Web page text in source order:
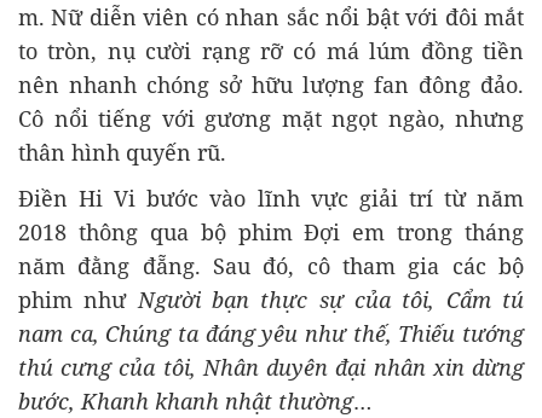
m. Nữ diễn viên có nhan sắc nổi bật với đôi mắt
to tròn, nụ cười rạng rỡ có má lúm đồng tiền
nên nhanh chóng sở hữu lượng fan đông đảo.
Cô nổi tiếng với gương mặt ngọt ngào, nhưng
thân hình quyến rũ.
Điền Hi Vi bước vào lĩnh vực giải trí từ năm
2018 thông qua bộ phim Đợi em trong tháng
năm đằng đẵng. Sau đó, cô tham gia các bộ
phim nhưNgười bạn thực sự của tôi, Cẩm tú
nam ca, Chúng ta đáng yêu như thế, Thiếu tướng
thú cưng của tôi, Nhân duyên đại nhân xin dừng
bước, Khanh khanh nhật thường…